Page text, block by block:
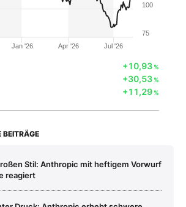
Jan '26 Apr '26 Jul '26
75
100
+10,93%
+30,53%
+11,29%
BEITRÄGE
Stil: Anthropic mit heftigem Vorwurf
reagiert